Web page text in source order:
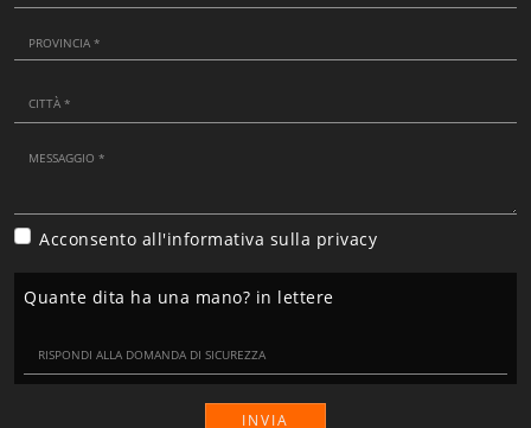
Acconsento all'informativa sulla privacy
Quante dita ha una mano? in lettere
INVIA